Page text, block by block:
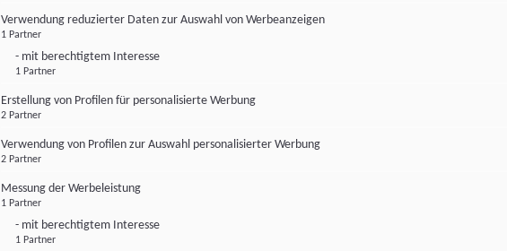
Verwendung reduzierter Daten zur Auswahl von Werbeanzeigen
1 Partner
- mit berechtigtem Interesse
1 Partner
Erstellung von Profilen für personalisierte Werbung
2 Partner
Verwendung von Profilen zur Auswahl personalisierter Werbung
2 Partner
Messung der Werbeleistung
1 Partner
- mit berechtigtem Interesse
1 Partner